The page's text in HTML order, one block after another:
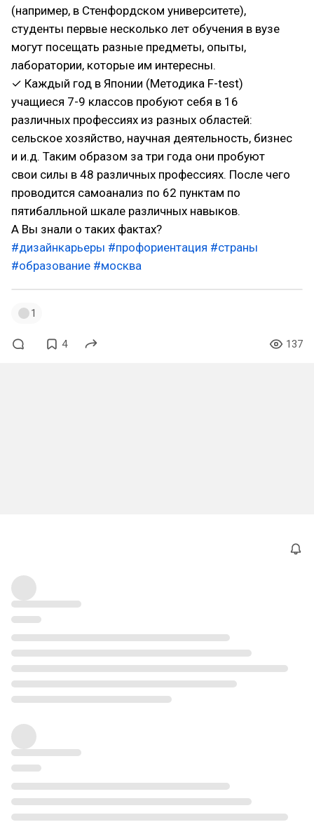
(например, в Стенфордском университете),
студенты первые несколько лет обучения в вузе
могут посещать разные предметы, опыты,
лаборатории, которые им интересны.
✓ Каждый год в Японии (Методика F-test)
учащиеся 7-9 классов пробуют себя в 16
различных профессиях из разных областей:
сельское хозяйство, научная деятельность, бизнес
и и.д. Таким образом за три года они пробуют
свои силы в 48 различных профессиях. После чего
проводится самоанализ по 62 пунктам по
пятибалльной шкале различных навыков.
А Вы знали о таких фактах?
#дизайнкарьеры #профориентация #страны
#образование #москва
1
4 137